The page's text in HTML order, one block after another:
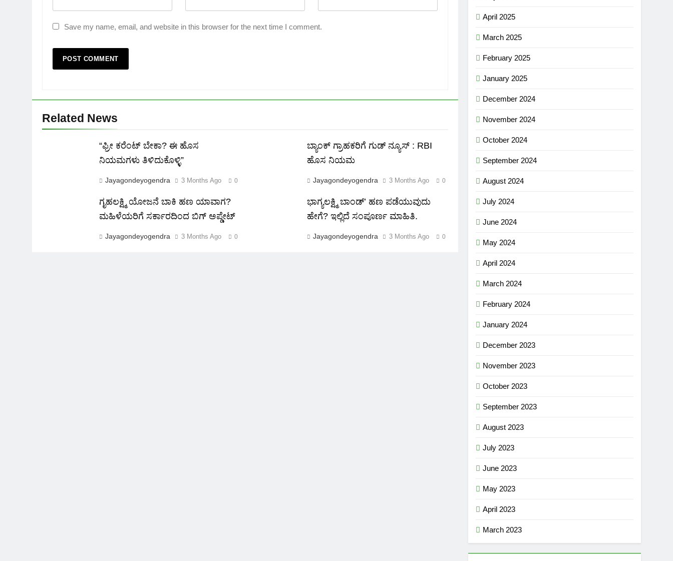
Save my name, email, and website in this browser for the next time I comment.
Related News
“ಫ್ರೀ ಕರೆಂಟ್‌ ಬೇಕಾ? ಈ ಹೊಸ
ನಿಯಮಗಳು ತಿಳಿದುಕೊಳ್ಳಿ”
Jayagondeyogendra 3 Months Ago 0
ಬ್ಯಾಂಕ್ ಗ್ರಾಹಕರಿಗೆ ಗುಡ್ ನ್ಯೂಸ್ : RBI
ಹೊಸ ನಿಯಮ
Jayagondeyogendra 3 Months Ago 0
ಗೃಹಲಕ್ಷ್ಮಿ ಯೋಜನೆ ಬಾಕಿ ಹಣ ಯಾವಾಗ?
ಮಹಿಳೆಯರಿಗೆ ಸರ್ಕಾರದಿಂದ ಬಿಗ್ ಅಪ್ಡೇಟ್
Jayagondeyogendra 3 Months Ago 0
ಭಾಗ್ಯಲಕ್ಷ್ಮಿ ಬಾಂಡ್’ ಹಣ ಪಡೆಯುವುದು
ಹೇಗೆ? ಇಲ್ಲಿದೆ ಸಂಪೂರ್ಣ ಮಾಹಿತಿ.
Jayagondeyogendra 3 Months Ago 0
April 2025
March 2025
February 2025
January 2025
December 2024
November 2024
October 2024
September 2024
August 2024
July 2024
June 2024
May 2024
April 2024
March 2024
February 2024
January 2024
December 2023
November 2023
October 2023
September 2023
August 2023
July 2023
June 2023
May 2023
April 2023
March 2023